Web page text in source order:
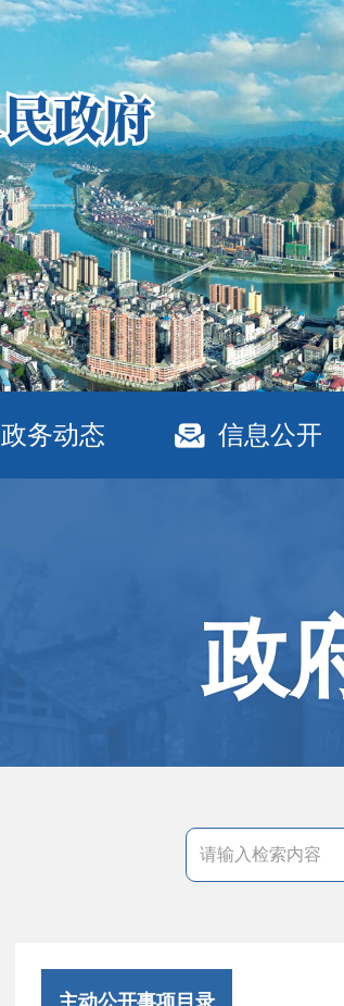
政务动态 信息公开
政
主动公开事项目录